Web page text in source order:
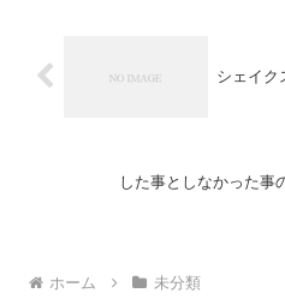
シェイク
した事としなかった事
ホーム 未分類